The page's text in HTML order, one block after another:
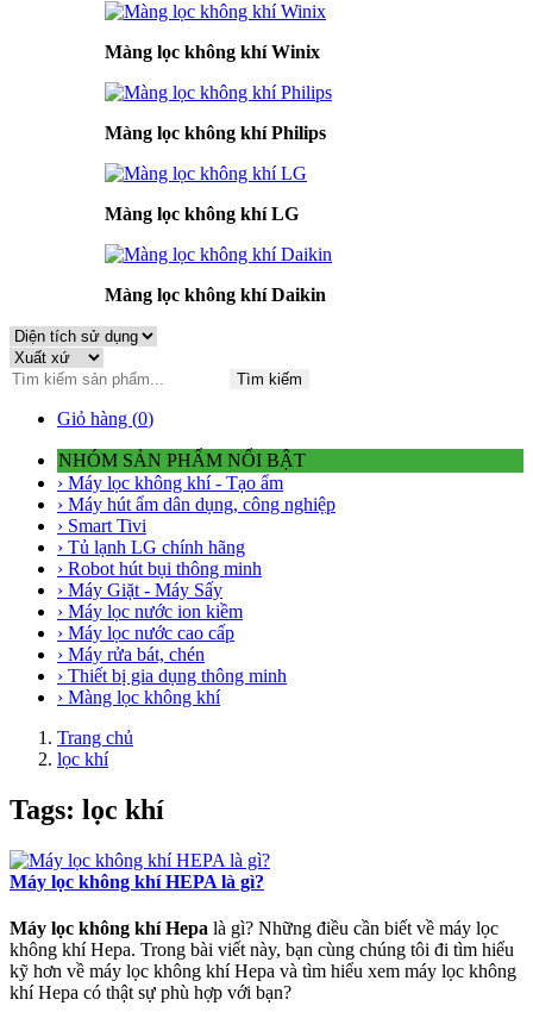
Màng lọc không khí Winix
Màng lọc không khí Philips
Màng lọc không khí LG
Màng lọc không khí Daikin
Tìm kiếm
Giỏ hàng (0)
NHÓM SẢN PHẨM NỔI BẬT
› Máy lọc không khí - Tạo ẩm
› Máy hút ẩm dân dụng, công nghiệp
› Smart Tivi
› Tủ lạnh LG chính hãng
› Robot hút bụi thông minh
› Máy Giặt - Máy Sấy
› Máy lọc nước ion kiềm
› Máy lọc nước cao cấp
› Máy rửa bát, chén
› Thiết bị gia dụng thông minh
› Màng lọc không khí
Trang chủ
lọc khí
Tags: lọc khí
Máy lọc không khí HEPA là gì?
Máy lọc không khí Hepa là gì? Những điều cần biết về máy lọc
không khí Hepa. Trong bài viết này, bạn cùng chúng tôi đi tìm hiểu
kỹ hơn về máy lọc không khí Hepa và tìm hiểu xem máy lọc không
khí Hepa có thật sự phù hợp với bạn?